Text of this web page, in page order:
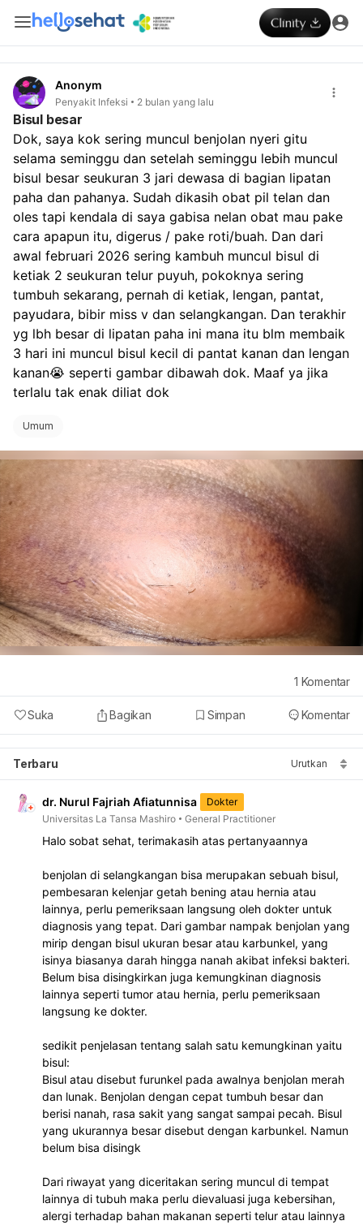
Anonym
Penyakit Infeksi 2 bulan yang lalu
Bisul besar
Dok, saya kok sering muncul benjolan nyeri gitu
selama seminggu dan setelah seminggu lebih muncul
bisul besar seukuran 3 jari dewasa di bagian lipatan
paha dan pahanya. Sudah dikasih obat pil telan dan
oles tapi kendala di saya gabisa nelan obat mau pake
cara apapun itu, digerus / pake roti/buah. Dan dari
awal februari 2026 sering kambuh muncul bisul di
ketiak 2 seukuran telur puyuh, pokoknya sering
tumbuh sekarang, pernah di ketiak, lengan, pantat,
payudara, bibir miss v dan selangkangan. Dan terakhir
yg lbh besar di lipatan paha ini mana itu blm membaik
3 hari ini muncul bisul kecil di pantat kanan dan lengan
kanan😭 seperti gambar dibawah dok. Maaf ya jika
terlalu tak enak diliat dok
Umum
Suka Bagikan Simpan Komentar
1 Komentar
Terbaru Urutkan
dr. Nurul Fajriah Afiatunnisa
Dokter
Universitas La Tansa Mashiro
General Practitioner
Halo sobat sehat, terimakasih atas pertanyaannya
benjolan di selangkangan bisa merupakan sebuah bisul,
pembesaran kelenjar getah bening atau hernia atau
lainnya, perlu pemeriksaan langsung oleh dokter untuk
diagnosis yang tepat. Dari gambar nampak benjolan yang
mirip dengan bisul ukuran besar atau karbunkel, yang
isinya biasanya darah hingga nanah akibat infeksi bakteri.
Belum bisa disingkirkan juga kemungkinan diagnosis
lainnya seperti tumor atau hernia, perlu pemeriksaan
langsung ke dokter.
sedikit penjelasan tentang salah satu kemungkinan yaitu
bisul:
Bisul atau disebut furunkel pada awalnya benjolan merah
dan lunak. Benjolan dengan cepat tumbuh besar dan
berisi nanah, rasa sakit yang sangat sampai pecah. Bisul
yang ukurannya besar disebut dengan karbunkel. Namun
belum bisa disingk
Dari riwayat yang diceritakan sering muncul di tempat
lainnya di tubuh maka perlu dievaluasi juga kebersihan,
alergi terhadap bahan makanan seperti telur atau lainnya